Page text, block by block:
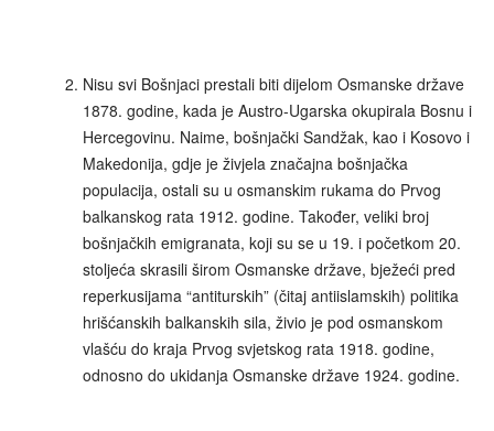
Nisu svi Bošnjaci prestali biti dijelom Osmanske države
1878. godine, kada je Austro-Ugarska okupirala Bosnu i
Hercegovinu. Naime, bošnjački Sandžak, kao i Kosovo i
Makedonija, gdje je živjela značajna bošnjačka
populacija, ostali su u osmanskim rukama do Prvog
balkanskog rata 1912. godine. Također, veliki broj
bošnjačkih emigranata, koji su se u 19. i početkom 20.
stoljeća skrasili širom Osmanske države, bježeći pred
reperkusijama “antiturskih” (čitaj antiislamskih) politika
hrišćanskih balkanskih sila, živio je pod osmanskom
vlašću do kraja Prvog svjetskog rata 1918. godine,
odnosno do ukidanja Osmanske države 1924. godine.